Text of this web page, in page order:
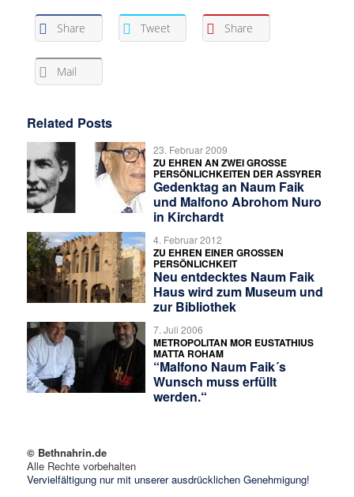
Share Tweet Share
Mail
Related Posts
23. Februar 2009
ZU EHREN AN ZWEI GROSSE P
ERSÖNLICHKEITEN DER ASSYRER
Gedenktag an Naum Faik
und Malfono Abrohom Nuro
in Kirchardt
4. Februar 2012
ZU EHREN EINER GROSSEN P
ERSÖNLICHKEIT
Neu entdecktes Naum Faik
Haus wird zum Museum und
zur Bibliothek
7. Juli 2006
METROPOLITAN MOR EUSTATHIUS
MATTA ROHAM
“Malfono Naum Faik´s
Wunsch muss erfüllt
werden.“
© Bethnahrin.de
Alle Rechte vorbehalten
Vervielfältigung nur mit unserer ausdrücklichen Genehmigung!